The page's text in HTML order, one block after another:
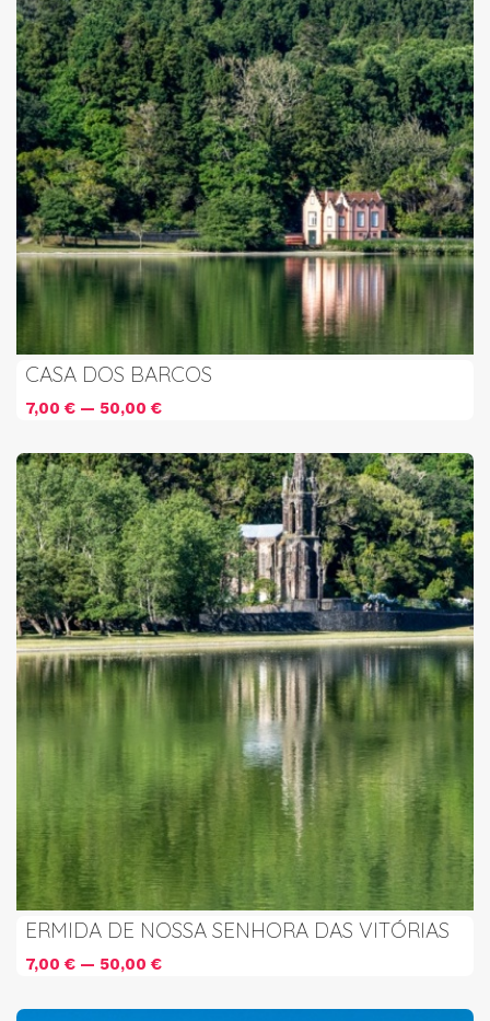
CASA DOS BARCOS
7,00 € — 50,00 €
ERMIDA DE NOSSA SENHORA DAS VITÓRIAS
7,00 € — 50,00 €